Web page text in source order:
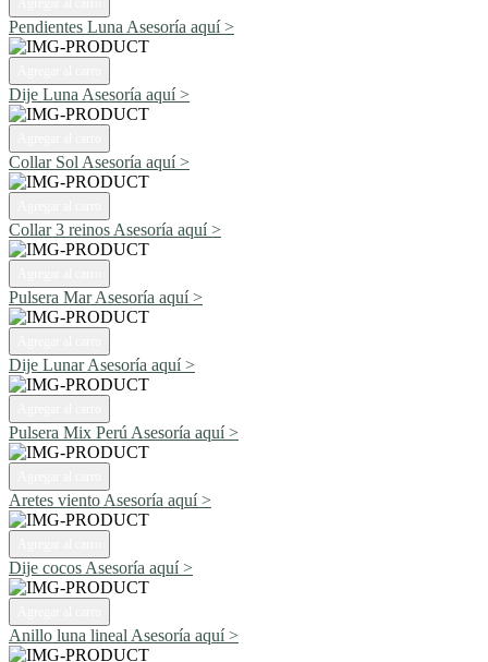
Pendientes Luna Asesoría aquí >
Dije Luna Asesoría aquí >
Collar Sol Asesoría aquí >
Collar 3 reinos Asesoría aquí >
Pulsera MarAsesoría aquí >
Dije LunarAsesoría aquí >
Pulsera Mix Perú Asesoría aquí >
Aretes viento Asesoría aquí >
Dije cocos Asesoría aquí >
Anillo luna lineal Asesoría aquí >